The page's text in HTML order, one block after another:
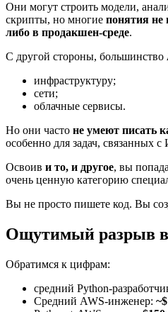
Они могут строить модели,
скрипты, но многие понятия не
либо в продакшен-среде.
С другой стороны, большинство
инфраструктуру;
сети;
облачные сервисы.
Но они часто не умеют писать
особенно для задач, связанных
Освоив и то, и другое, вы
очень ценную категорию
Вы не просто пишете код. Вы
Ощутимый разрыв в
Обратимся к цифрам:
средний Python-
Средний AWS-инженер: